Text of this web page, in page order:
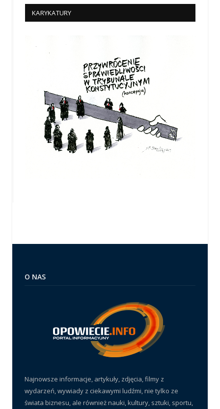
KARYKATURY
O NAS
Najnowsze informacje, artykuły, zdjęcia, filmy z
wydarzeń, wywiady z ciekawymi ludźmi, nie tylko ze
świata biznesu, ale również nauki, kultury, sztuki, sportu,